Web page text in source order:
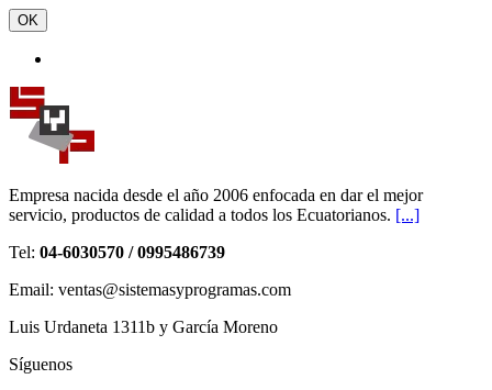
OK
Empresa nacida desde el año 2006 enfocada en dar el mejor
servicio, productos de calidad a todos los Ecuatorianos. [...]
Tel: 04-6030570 / 0995486739
Email: ventas@sistemasyprogramas.com
Luis Urdaneta 1311b y García Moreno
Síguenos